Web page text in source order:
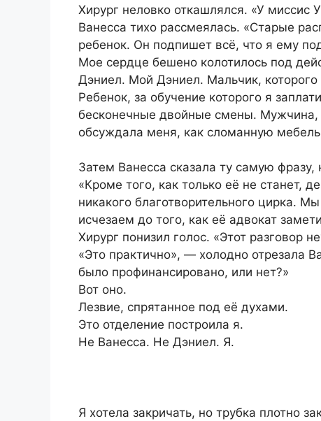
Хирург неловко откашлялся. «У миссис
Ванесса тихо рассмеялась. «Старые
ребенок. Он подпишет всё, что я ему
Мое сердце бешено колотилось под
Дэниел. Мой Дэниел. Мальчик,
Ребенок, за обучение которого я
бесконечные двойные смены. Мужчина,
обсуждала меня, как сломанную
Затем Ванесса сказала ту самую фразу,
«Кроме того, как только её не станет,
никакого благотворительного цирка.
исчезаем до того, как её адвокат
Хирург понизил голос. «Этот разговор
«Это практично», — холодно отрезала
было профинансировано, или нет?»
Вот оно.
Лезвие, спрятанное под её духами.
Это отделение построила я.
Не Ванесса. Не Дэниел. Я.
Я хотела закричать, но трубка плотно